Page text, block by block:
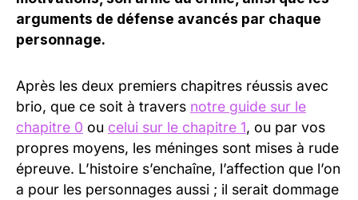
arguments de défense avancés par chaque
personnage.
Après les deux premiers chapitres réussis avec
brio, que ce soit à travers notre guide sur le
chapitre 0 ou celui sur le chapitre 1, ou par vos
propres moyens, les méninges sont mises à rude
épreuve. L’histoire s’enchaîne, l’affection que l’on
a pour les personnages aussi ; il serait dommage